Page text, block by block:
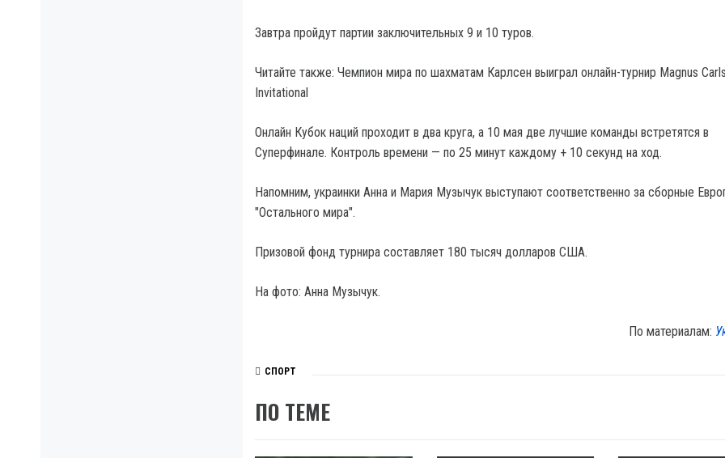
Завтра пройдут партии заключительных 9 и 10 туров.
Читайте также: Чемпион мира по шахматам Карлсен выиграл онлайн-турнир Magnus
Invitational
Онлайн Кубок наций проходит в два круга, а 10 мая две лучшие команды встретятся в
Суперфинале. Контроль времени — по 25 минут каждому + 10 секунд на ход.
Напомним, украинки Анна и Мария Музычук выступают соответственно за сборные
"Остального мира".
Призовой фонд турнира составляет 180 тысяч долларов США.
На фото: Анна Музычук.
По материалам:
СПОРТ
ПО ТЕМЕ